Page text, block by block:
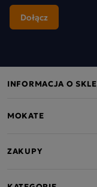
INFORMACJA O
MOKATE
ZAKUPY